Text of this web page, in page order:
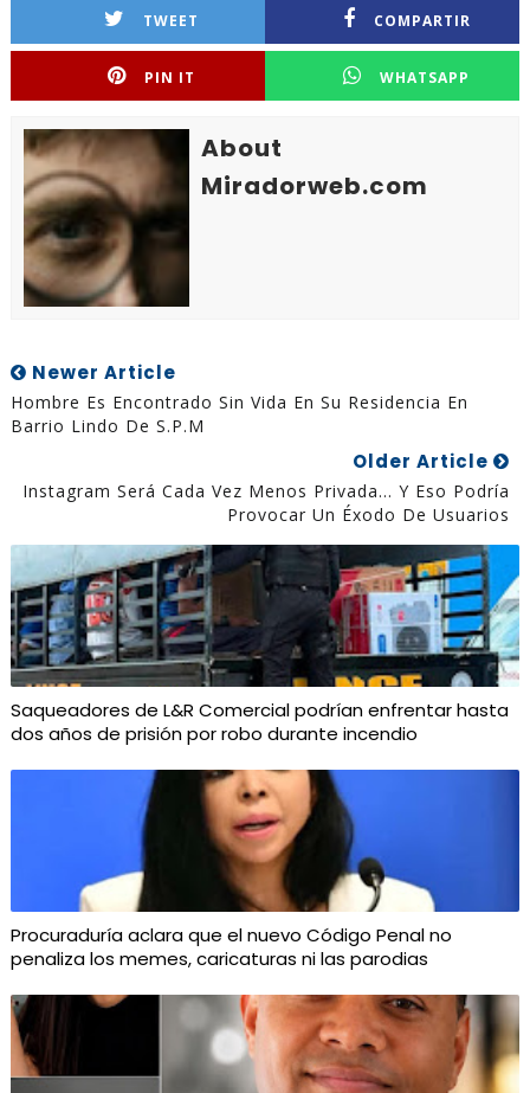
TWEET COMPARTIR
PIN IT WHATSAPP
About
Miradorweb.com
Newer Article
Hombre Es Encontrado Sin Vida En Su Residencia En
Barrio Lindo De S.P.M
Older Article
Instagram Será Cada Vez Menos Privada… Y Eso Podría
Provocar Un Éxodo De Usuarios
Saqueadores de L&R Comercial podrían enfrentar hasta
dos años de prisión por robo durante incendio
Procuraduría aclara que el nuevo Código Penal no
penaliza los memes, caricaturas ni las parodias